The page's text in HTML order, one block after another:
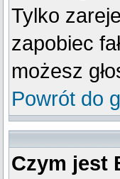
Tylko
zapobiec
możesz
Powrót do
Czym jest